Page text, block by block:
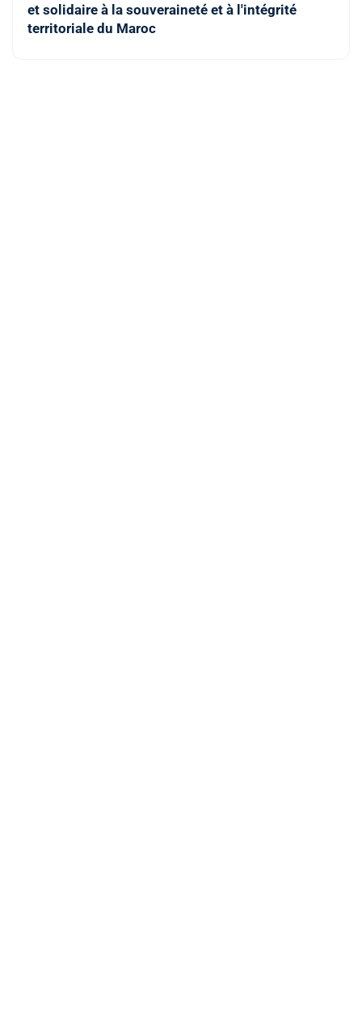
et solidaire à la souveraineté et à l'intégrité
territoriale du Maroc